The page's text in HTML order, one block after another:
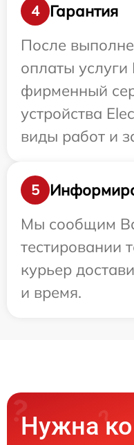
4
Гарантия
После
оплаты
фирменный
устройства
виды работ и
5
Мы сообщим
тестировании
курьер
и время.
Нужна